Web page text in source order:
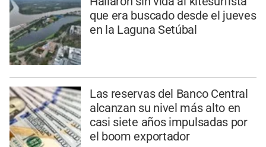
que era buscado desde el jueves
en la Laguna Setúbal
Las reservas del Banco Central
alcanzan su nivel más alto en
casi siete años impulsadas por
el boom exportador